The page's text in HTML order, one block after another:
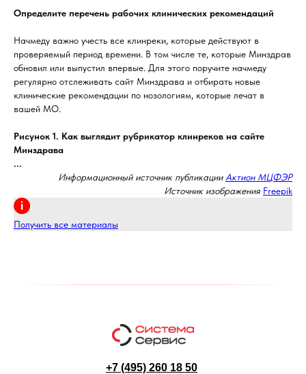
Определите перечень рабочих клинических рекомендаций
Начмеду важно учесть все клинреки, которые действуют в
проверяемый период времени. В том числе те, которые Минздрав
обновил или выпустил впервые. Для этого поручите начмеду
регулярно отслеживать сайт Минздрава и отбирать новые
клинические рекомендации по нозологиям, которые лечат в
вашей МО.
Рисунок 1. Как выглядит рубрикатор клинреков на сайте
Минздрава
...
Информационный источник публикации Актион МЦФЭР
Источник изображения Freepik
Получить все материалы
+7 (495) 260 18 50